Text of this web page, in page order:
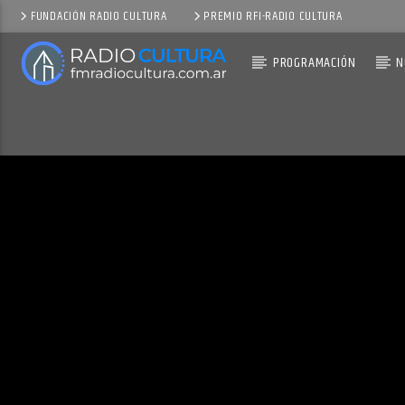
FUNDACIÓN RADIO CULTURA PREMIO RFI-RADIO CULTURA
PROGRAMACIÓN